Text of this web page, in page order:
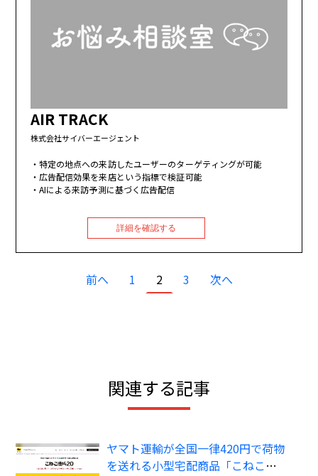
AIR TRACK
株式会社サイバーエージェント
特定の地点への来訪したユーザーのターゲティングが可能
広告配信効果を来店という指標で検証可能
AIによる来訪予測に基づく広告配信
詳細を確認する
前ページ
前へ ページ
1 カレントページ
2 ページ
3 次ページ
次へ
関連する記事
ヤマト運輸が全国一律420円で荷物
を送れる小型宅配商品「こねこ便